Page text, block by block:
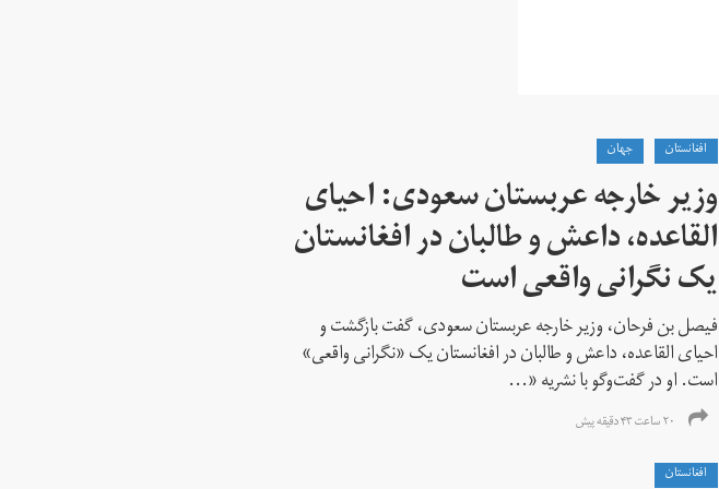
افغانستان جهان
وزیر خارجه عربستان سعودی: احیای
القاعده،‌ داعش و طالبان در افغانستان
یک نگرانی واقعی است
فیصل بن فرحان، ‌وزیر خارجه عربستان سعودی، گفت بازگشت و
احیای القاعده،‌ داعش و طالبان در افغانستان یک «نگرانی واقعی»
است. او در گفت‌وگو با نشریه «...
۲۰ ساعت ۴۳ دقیقه پیش
افغانستان